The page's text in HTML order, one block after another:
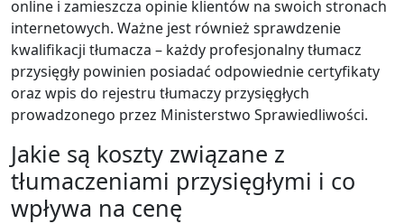
online i zamieszcza opinie klientów na swoich stronach
internetowych. Ważne jest również sprawdzenie
kwalifikacji tłumacza – każdy profesjonalny tłumacz
przysięgły powinien posiadać odpowiednie certyfikaty
oraz wpis do rejestru tłumaczy przysięgłych
prowadzonego przez Ministerstwo Sprawiedliwości.
Jakie są koszty związane z
tłumaczeniami przysięgłymi i co
wpływa na cenę